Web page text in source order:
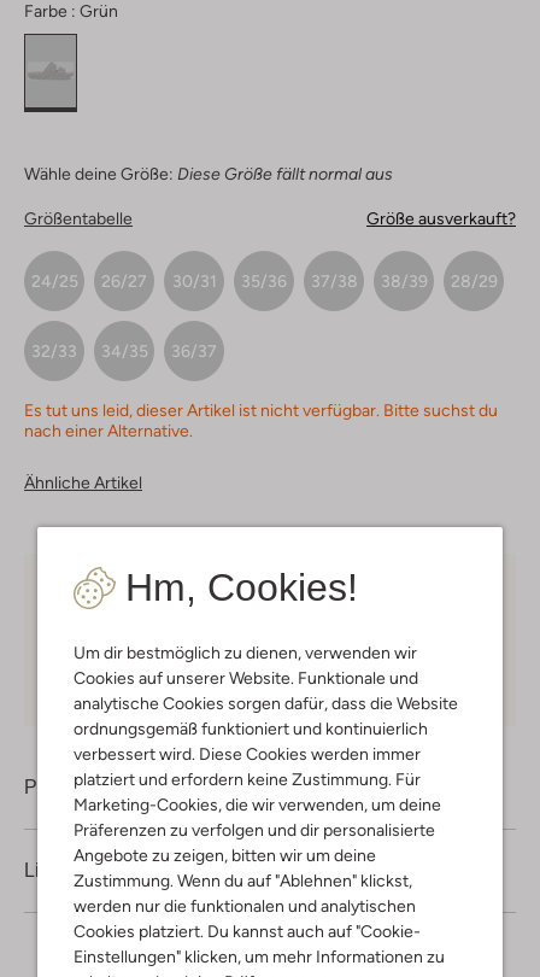
Hm, Cookies!
Um dir bestmöglich zu dienen, verwenden wir
Cookies auf unserer Website. Funktionale und
analytische Cookies sorgen dafür, dass die Website
ordnungsgemäß funktioniert und kontinuierlich
verbessert wird. Diese Cookies werden immer
platziert und erfordern keine Zustimmung. Für
Marketing-Cookies, die wir verwenden, um deine
Präferenzen zu verfolgen und dir personalisierte
Angebote zu zeigen, bitten wir um deine
Zustimmung. Wenn du auf "Ablehnen" klickst,
werden nur die funktionalen und analytischen
Cookies platziert. Du kannst auch auf "Cookie-
Einstellungen" klicken, um mehr Informationen zu
Farbe : Grün
Wähle deine Größe: Diese Größe fällt normal aus
Größentabelle Größe ausverkauft?
24/25 26/27 30/31 35/36 37/38 38/39 28/29
32/33 34/35 36/37
Es tut uns leid, dieser Artikel ist nicht verfügbar. Bitte suchst du
nach einer Alternative.
Ähnliche Artikel
Kostenloser Versandab € 75 für Club-Omoda
Kauf auf Rechnung 30 Tagen Rückgaberecht
Produktinformation
Lieferung & Rückgabe